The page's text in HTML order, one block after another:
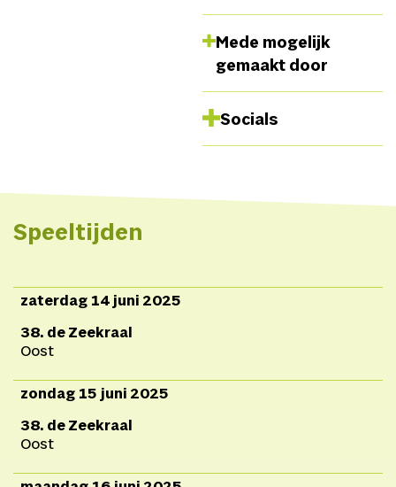
onderzoekDávid
Koronczi,
Pánči, Celestína
Minichová,LAND
Pánči,MuziekErik
Koronczi, Rastislav
Mede mogelijk
gemaakt door
Socials
Speeltijden
zaterdag 14 juni 2025
38. de Zeekraal
Oost
zondag 15 juni 2025
38. de Zeekraal
Oost